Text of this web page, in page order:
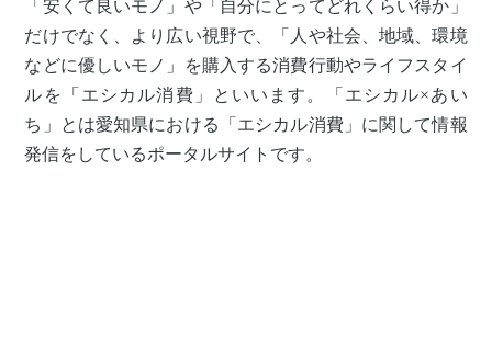
「安くて良いモノ」や「自分にとってどれくらい得か」
だけでなく、より広い視野で、「人や社会、地域、環境
などに優しいモノ」を購入する消費行動やライフスタイ
ルを「エシカル消費」といいます。「エシカル×あい
ち」とは愛知県における「エシカル消費」に関して情報
発信をしているポータルサイトです。